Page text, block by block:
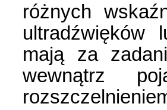
różnych
ultradźwięków
mają za
wewnątrz